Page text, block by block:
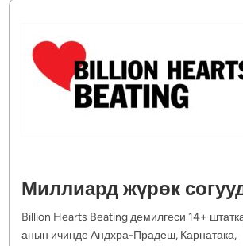
Миллиард жүрөк
Billion Hearts Beating демилгеси 14+
анын ичинде Андхра-Прадеш, Карнатака,